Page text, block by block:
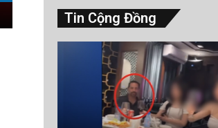
Tin Cộng Đồng